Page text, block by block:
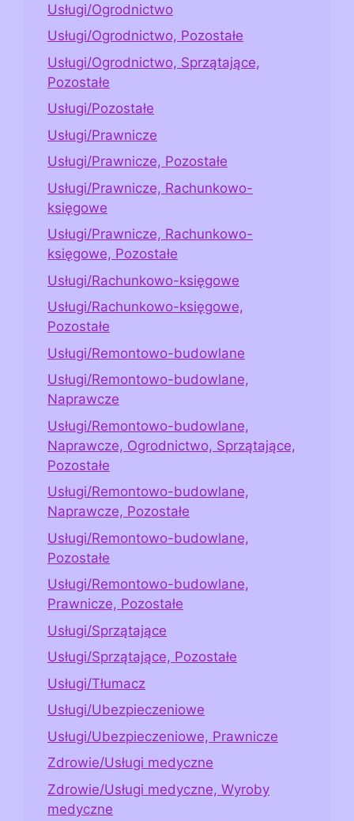
Usługi/Ogrodnictwo
Usługi/Ogrodnictwo, Pozostałe
Usługi/Ogrodnictwo, Sprzątające,
Pozostałe
Usługi/Pozostałe
Usługi/Prawnicze
Usługi/Prawnicze, Pozostałe
Usługi/Prawnicze, Rachunkowo-
księgowe
Usługi/Prawnicze, Rachunkowo-
księgowe, Pozostałe
Usługi/Rachunkowo-księgowe
Usługi/Rachunkowo-księgowe,
Pozostałe
Usługi/Remontowo-budowlane
Usługi/Remontowo-budowlane,
Naprawcze
Usługi/Remontowo-budowlane,
Naprawcze, Ogrodnictwo, Sprzątające,
Pozostałe
Usługi/Remontowo-budowlane,
Naprawcze, Pozostałe
Usługi/Remontowo-budowlane,
Pozostałe
Usługi/Remontowo-budowlane,
Prawnicze, Pozostałe
Usługi/Sprzątające
Usługi/Sprzątające, Pozostałe
Usługi/Tłumacz
Usługi/Ubezpieczeniowe
Usługi/Ubezpieczeniowe, Prawnicze
Zdrowie/Usługi medyczne
Zdrowie/Usługi medyczne, Wyroby
medyczne